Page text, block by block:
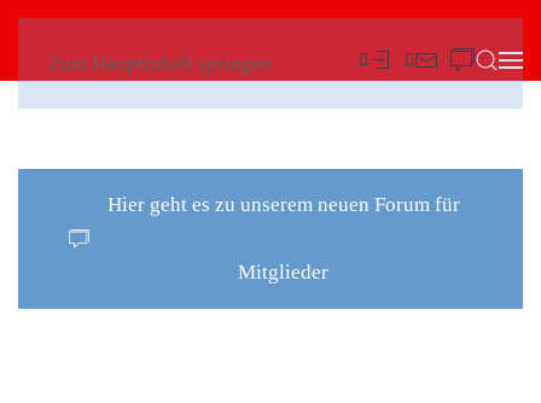
Zum Hauptinhalt springen
Hier geht es zu unserem neuen Forum für
Mitglieder